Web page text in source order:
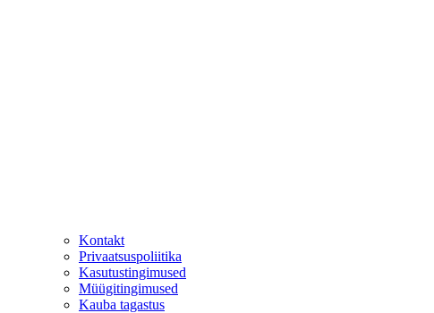
Kontakt
Privaatsuspoliitika
Kasutustingimused
Müügitingimused
Kauba tagastus